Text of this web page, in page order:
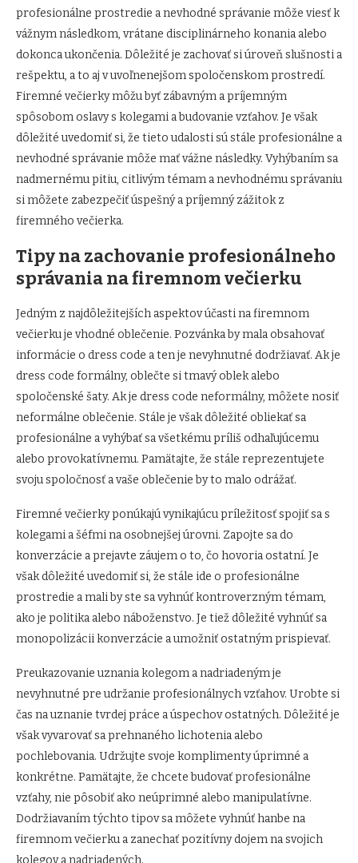
profesionálne prostredie a nevhodné správanie môže viesť k
vážnym následkom, vrátane disciplinárneho konania alebo
dokonca ukončenia. Dôležité je zachovať si úroveň slušnosti a
rešpektu, a to aj v uvoľnenejšom spoločenskom prostredí.
Firemné večierky môžu byť zábavným a príjemným
spôsobom oslavy s kolegami a budovanie vzťahov. Je však
dôležité uvedomiť si, že tieto udalosti sú stále profesionálne a
nevhodné správanie môže mať vážne následky. Vyhýbaním sa
nadmernému pitiu, citlivým témam a nevhodnému správaniu
si môžete zabezpečiť úspešný a príjemný zážitok z
firemného večierka.
Tipy na zachovanie profesionálneho
správania na firemnom večierku
Jedným z najdôležitejších aspektov účasti na firemnom
večierku je vhodné oblečenie. Pozvánka by mala obsahovať
informácie o dress code a ten je nevyhnutné dodržiavať. Ak je
dress code formálny, oblečte si tmavý oblek alebo
spoločenské šaty. Ak je dress code neformálny, môžete nosiť
neformálne oblečenie. Stále je však dôležité obliekať sa
profesionálne a vyhýbať sa všetkému príliš odhaľujúcemu
alebo provokatívnemu. Pamätajte, že stále reprezentujete
svoju spoločnosť a vaše oblečenie by to malo odrážať.
Firemné večierky ponúkajú vynikajúcu príležitosť spojiť sa s
kolegami a šéfmi na osobnejšej úrovni. Zapojte sa do
konverzácie a prejavte záujem o to, čo hovoria ostatní. Je
však dôležité uvedomiť si, že stále ide o profesionálne
prostredie a mali by ste sa vyhnúť kontroverzným témam,
ako je politika alebo náboženstvo. Je tiež dôležité vyhnúť sa
monopolizácii konverzácie a umožniť ostatným prispievať.
Preukazovanie uznania kolegom a nadriadeným je
nevyhnutné pre udržanie profesionálnych vzťahov. Urobte si
čas na uznanie tvrdej práce a úspechov ostatných. Dôležité je
však vyvarovať sa prehnaného lichotenia alebo
pochlebovania. Udržujte svoje komplimenty úprimné a
konkrétne. Pamätajte, že chcete budovať profesionálne
vzťahy, nie pôsobiť ako neúprimné alebo manipulatívne.
Dodržiavaním týchto tipov sa môžete vyhnúť hanbe na
firemnom večierku a zanechať pozitívny dojem na svojich
kolegov a nadriadených.